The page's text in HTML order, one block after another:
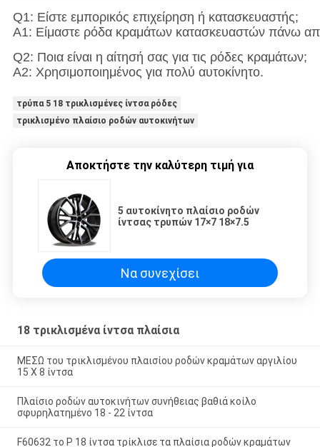
Q1: Είστε εμπορικός επιχείρηση ή κατασκευαστής;
Α1: Είμαστε ρόδα κραμάτων κατασκευαστών πάνω
Q2: Ποια είναι η αίτησή σας για τις ρόδες κραμάτων;
A2: Χρησιμοποιημένος για πολύ αυτοκίνητο.
τρύπα 5 18 τρικλισμένες ίντσα ρόδες
τρικλισμένο πλαίσιο ροδών αυτοκινήτων
Αποκτήστε την καλύτερη τιμή για
5 αυτοκίνητο πλαίσιο ροδών
ίντσας τρυπών 17×7 18×7.5
Να συνεχίσει
18 τρικλισμένα ίντσα πλαίσια
ΜΕΣΩ του τρικλισμένου πλαισίου ροδών κραμάτων αργιλίου
15 X 8 ίντσα
Πλαίσιο ροδών αυτοκινήτων συνήθειας βαθιά κοίλο
σφυρηλατημένο 18 - 22 ίντσα
F60632 το Ρ 18 ίντσα τρίκλισε τα πλαίσια ροδών κραμάτων